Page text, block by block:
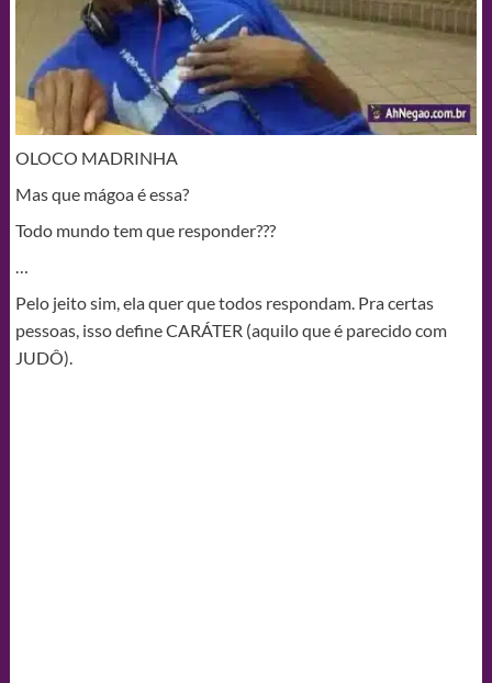
OLOCO MADRINHA
Mas que mágoa é essa?
Todo mundo tem que responder???
…
Pelo jeito sim, ela quer que todos respondam. Pra certas
pessoas, isso define CARÁTER (aquilo que é parecido com
JUDÔ).